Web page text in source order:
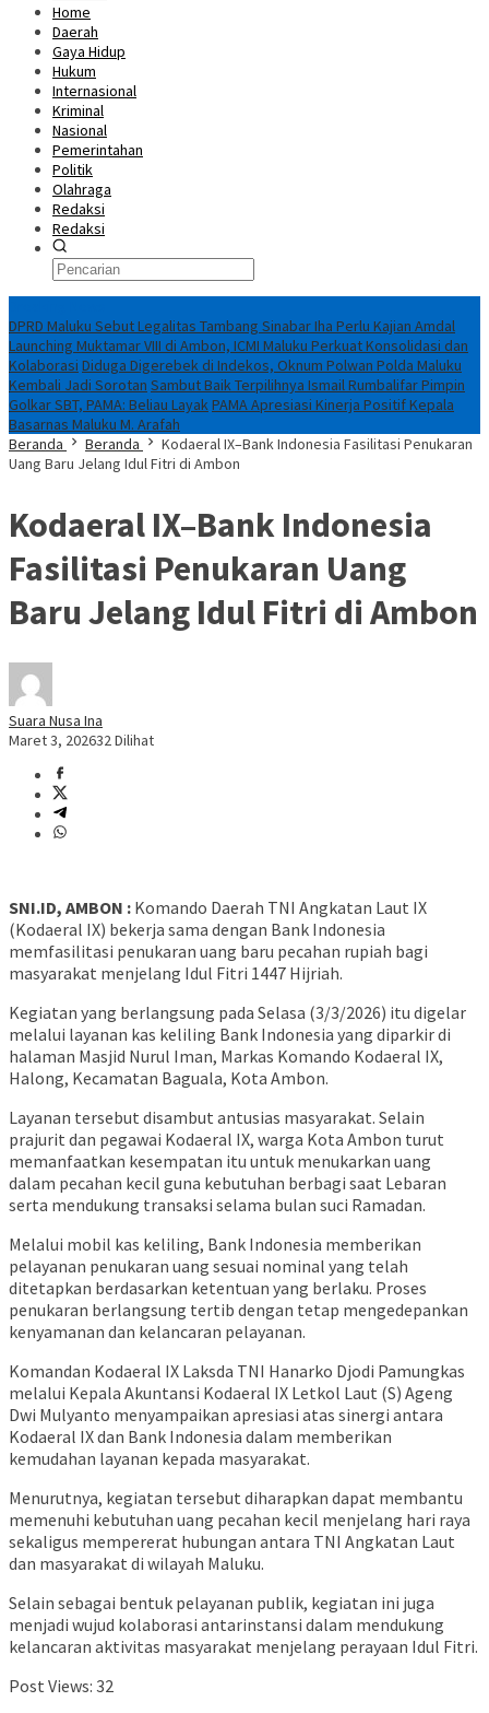
Home
Daerah
Gaya Hidup
Hukum
Internasional
Kriminal
Nasional
Pemerintahan
Politik
Olahraga
Redaksi
Redaksi
DPRD Maluku Sebut Legalitas Tambang Sinabar Iha Perlu Kajian Amdal
Launching Muktamar VIII di Ambon, ICMI Maluku Perkuat Konsolidasi dan
Kolaborasi Diduga Digerebek di Indekos, Oknum Polwan Polda Maluku
Kembali Jadi Sorotan Sambut Baik Terpilihnya Ismail Rumbalifar Pimpin
Golkar SBT, PAMA: Beliau LayakPAMA Apresiasi Kinerja Positif Kepala
Basarnas Maluku M. Arafah
Beranda
Beranda
Kodaeral IX–Bank Indonesia Fasilitasi Penukaran
Uang Baru Jelang Idul Fitri di Ambon
Kodaeral IX–Bank Indonesia
Fasilitasi Penukaran Uang
Baru Jelang Idul Fitri di Ambon
Suara Nusa Ina
Maret 3, 202632 Dilihat
SNI.ID, AMBON : Komando Daerah TNI Angkatan Laut IX
(Kodaeral IX) bekerja sama dengan Bank Indonesia
memfasilitasi penukaran uang baru pecahan rupiah bagi
masyarakat menjelang Idul Fitri 1447 Hijriah.
Kegiatan yang berlangsung pada Selasa (3/3/2026) itu digelar
melalui layanan kas keliling Bank Indonesia yang diparkir di
halaman Masjid Nurul Iman, Markas Komando Kodaeral IX,
Halong, Kecamatan Baguala, Kota Ambon.
Layanan tersebut disambut antusias masyarakat. Selain
prajurit dan pegawai Kodaeral IX, warga Kota Ambon turut
memanfaatkan kesempatan itu untuk menukarkan uang
dalam pecahan kecil guna kebutuhan berbagi saat Lebaran
serta mendukung transaksi selama bulan suci Ramadan.
Melalui mobil kas keliling, Bank Indonesia memberikan
pelayanan penukaran uang sesuai nominal yang telah
ditetapkan berdasarkan ketentuan yang berlaku. Proses
penukaran berlangsung tertib dengan tetap mengedepankan
kenyamanan dan kelancaran pelayanan.
Komandan Kodaeral IX Laksda TNI Hanarko Djodi Pamungkas
melalui Kepala Akuntansi Kodaeral IX Letkol Laut (S) Ageng
Dwi Mulyanto menyampaikan apresiasi atas sinergi antara
Kodaeral IX dan Bank Indonesia dalam memberikan
kemudahan layanan kepada masyarakat.
Menurutnya, kegiatan tersebut diharapkan dapat membantu
memenuhi kebutuhan uang pecahan kecil menjelang hari raya
sekaligus mempererat hubungan antara TNI Angkatan Laut
dan masyarakat di wilayah Maluku.
Selain sebagai bentuk pelayanan publik, kegiatan ini juga
menjadi wujud kolaborasi antarinstansi dalam mendukung
kelancaran aktivitas masyarakat menjelang perayaan Idul Fitri.
Post Views: 32